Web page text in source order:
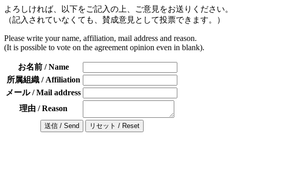
よろしければ、以下をご記入の上、ご意見をお送りください。
（記入されていなくても、賛成意見として投票できます。）
Please write your name, affiliation, mail address and reason.
(It is possible to vote on the agreement opinion even in blank).
お名前 / Name
所属組織 / Affiliation
メール / Mail address
理由 / Reason